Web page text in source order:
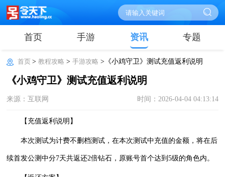
首页 手游 资讯 专题
首页>教程攻略 >手游攻略 >《小鸡守卫》测试充值返利说明
《小鸡守卫》测试充值返利说明
来源：互联网 时间：2026-04-04 04:13:14
【充值返利说明】
本次测试为计费不删档测试，在本次测试中充值的金额，将在后
续首发公测中分7天共返还2倍钻石，原账号首个达到5级的角色内。